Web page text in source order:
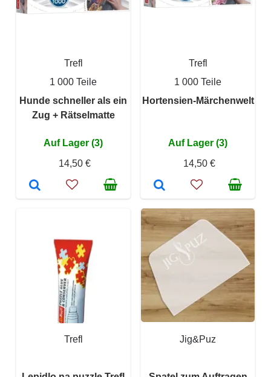
Trefl
1 000 Teile
Hunde schneller als ein
Zug + Rätselmatte
Auf Lager (3)
14,50 €
Trefl
1 000 Teile
Hortensien-Märchenwelt
Auf Lager (3)
14,50 €
Trefl Jig&Puz